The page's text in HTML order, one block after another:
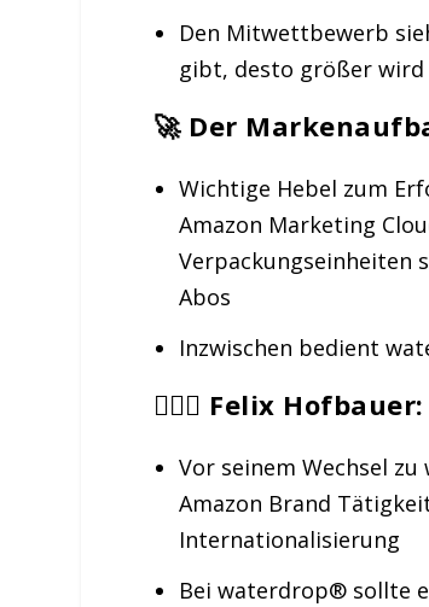
Den Mitwettbewerb
gibt, desto größer wird
🚀 Der
Wichtige Hebel zum
Amazon Marketing
Verpackungseinheiten
Abos
Inzwischen bedient
🧔🏻‍♂️ Felix
Vor seinem Wechsel
Amazon Brand
Internationalisierung
Bei waterdrop® sollte